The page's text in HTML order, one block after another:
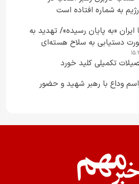
به شماره افتاده است​
«به پایان رسیده»/ تهدید به
دستیابی به سلاح هسته‌ای
تکمیلی کلید خورد
وداع با رهبر شهید و حضور